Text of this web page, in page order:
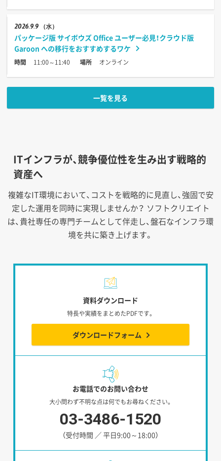
20269.9 （水）
パッケージ版 サイボウズ Office ユーザー必見！クラウド版
Garoon への移行をおすすめするワケ
時間 11:00～11:40 場所 オンライン
一覧を見る
ITインフラが、競争優位性を生み出す戦略的
資産へ
複雑なIT環境において、コストを戦略的に見直し、強固で安
定した運用を同時に実現しませんか？ ソフトクリエイト
は、貴社専任の専門チームとして伴走し、盤石なインフラ環
境を共に築き上げます。
資料ダウンロード
特長や実績をまとめたPDFです。
ダウンロードフォーム
お電話でのお問い合わせ
大小問わず不明な点は何でもお尋ねください。
03-3486-1520
（受付時間 ／ 平日9:00～18:00）